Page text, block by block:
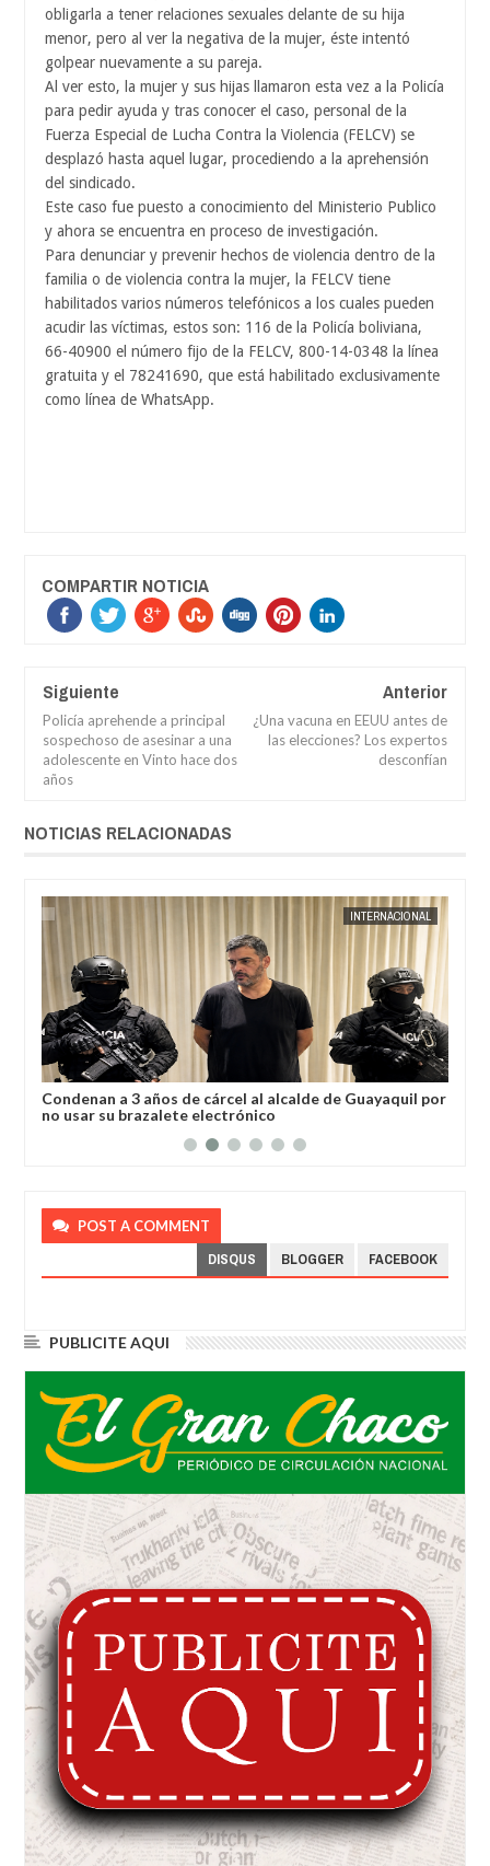
obligarla a tener relaciones sexuales delante de su hija
menor, pero al ver la negativa de la mujer, éste intentó
golpear nuevamente a su pareja.
Al ver esto, la mujer y sus hijas llamaron esta vez a la Policía
para pedir ayuda y tras conocer el caso, personal de la
Fuerza Especial de Lucha Contra la Violencia (FELCV) se
desplazó hasta aquel lugar, procediendo a la aprehensión
del sindicado.
Este caso fue puesto a conocimiento del Ministerio Publico
y ahora se encuentra en proceso de investigación.
Para denunciar y prevenir hechos de violencia dentro de la
familia o de violencia contra la mujer, la FELCV tiene
habilitados varios números telefónicos a los cuales pueden
acudir las víctimas, estos son: 116 de la Policía boliviana,
66-40900 el número fijo de la FELCV, 800-14-0348 la línea
gratuita y el 78241690, que está habilitado exclusivamente
como línea de WhatsApp.
COMPARTIR NOTICIA
Siguiente
Policía aprehende a principal
sospechoso de asesinar a una
adolescente en Vinto hace dos
años
Anterior
¿Una vacuna en EEUU antes de
las elecciones? Los expertos
desconfían
NOTICIAS RELACIONADAS
INTERNACIONAL
Condenan a 3 años de cárcel al alcalde de Guayaquil por
no usar su brazalete electrónico
JORGE
POST A COMMENT
DISQUS BLOGGER FACEBOOK
PUBLICITE AQUI